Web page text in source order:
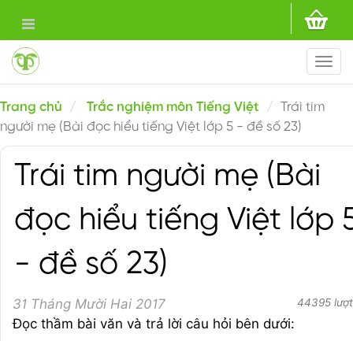
Trang chủ Trắc nghiệm môn Tiếng Việt
Trái tim
người mẹ (Bài đọc hiểu tiếng Việt lớp 5 - đề số 23)
Trái tim người mẹ (Bài
đọc hiểu tiếng Việt lớp
- đề số 23)
31 Tháng Mười Hai 2017 44395
Đọc thầm bài văn và trả lời câu hỏi bên dưới: